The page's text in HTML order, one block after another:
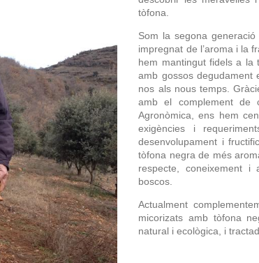
tòfona.
Som la segona
impregnat de l’aroma i la
hem mantingut fidels a la
amb gossos degudament
nos als nous temps.
amb el complement de
Agronòmica, ens hem
exigències i
desenvolupament i
tòfona negra de més
respecte, coneixement i
boscos.
Actualment
micorizats amb tòfona
natural i ecològica, i